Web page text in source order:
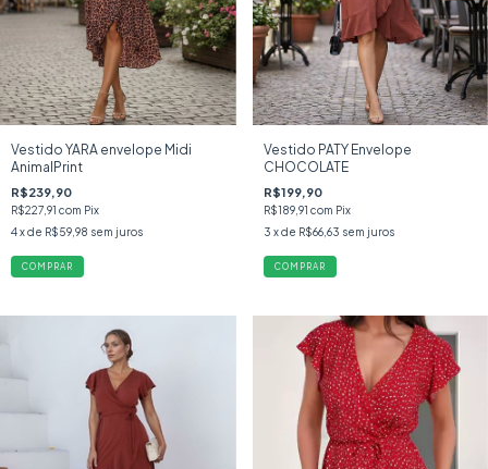
Vestido YARA envelope Midi
AnimalPrint
R$239,90
R$227,91 com Pix
4x de R$59,98 sem juros
COMPRAR
Vestido PATY Envelope
CHOCOLATE
R$199,90
R$189,91 com Pix
3 x de R$66,63 sem juros
COMPRAR